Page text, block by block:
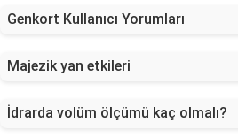
Genkort Kullanıcı Yorumları
Majezik yan etkileri
İdrarda volüm ölçümü kaç olmalı?